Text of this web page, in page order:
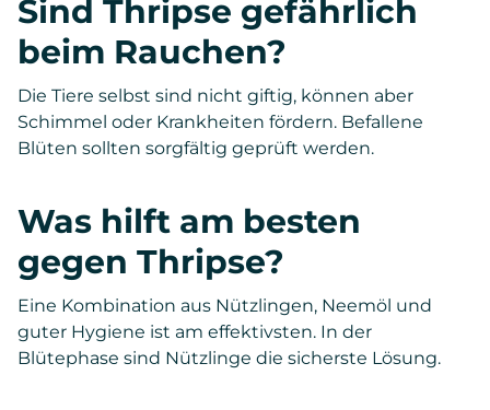
Sind Thripse gefährlich
beim Rauchen?
Die Tiere selbst sind nicht giftig, können aber
Schimmel oder Krankheiten fördern. Befallene
Blüten sollten sorgfältig geprüft werden.
Was hilft am besten
gegen Thripse?
Eine Kombination aus Nützlingen, Neemöl und
guter Hygiene ist am effektivsten. In der
Blütephase sind Nützlinge die sicherste Lösung.